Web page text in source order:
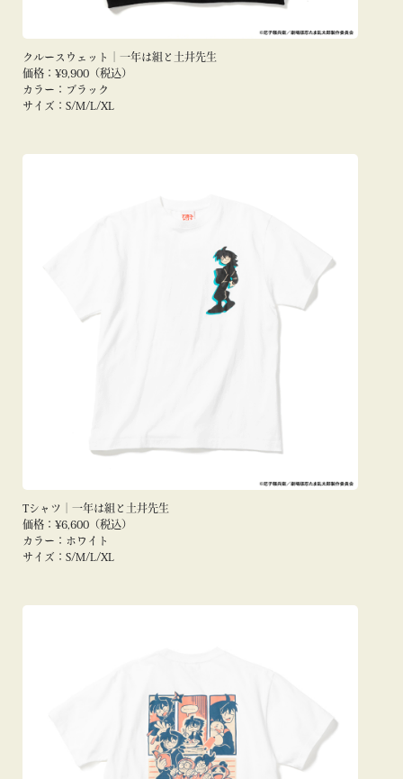
クルースウェット｜一年は組と土井先生
価格：¥9,900（税込）
カラー：ブラック
サイズ：S/M/L/XL
Tシャツ｜一年は組と土井先生
価格：¥6,600（税込）
カラー：ホワイト
サイズ：S/M/L/XL